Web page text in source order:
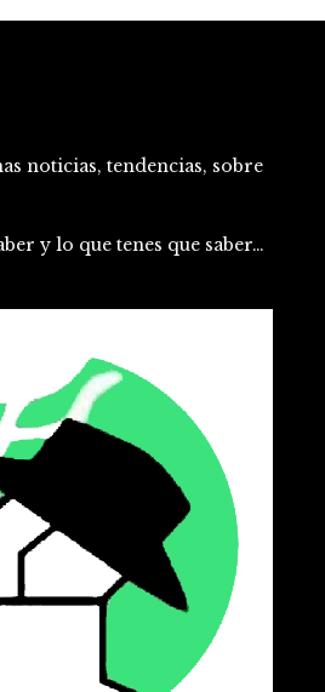
noticias, tendencias, sobre
y lo que tenes que saber…